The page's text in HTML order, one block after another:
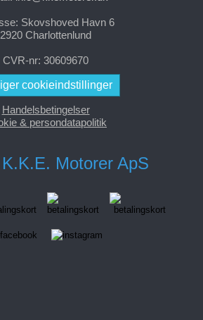
Skovshoved Havn 6
2920 Charlottenlund
CVR-nr: 30609670
cookieindstillinger
Handelsbetingelser
& persondatapolitik
Motorer ApS